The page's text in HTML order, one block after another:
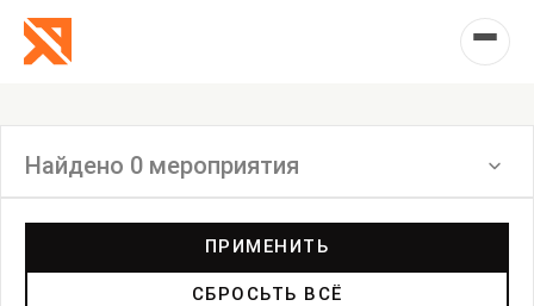
Найдено 0 мероприятия
ПРИМЕНИТЬ
СБРОСЬТЬ ВСЁ